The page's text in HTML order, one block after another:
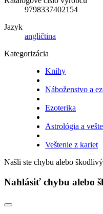
9798337402154
Jazyk
angličtina
Kategorizácia
Knihy
Náboženstvo a
Ezoterika
Astrológia a
Veštenie z kariet
Našli ste chybu alebo
Nahlásiť chybu alebo